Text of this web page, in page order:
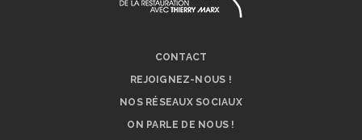
CONTACT
REJOIGNEZ-NOUS !
NOS RÉSEAUX SOCIAUX
ON PARLE DE NOUS !